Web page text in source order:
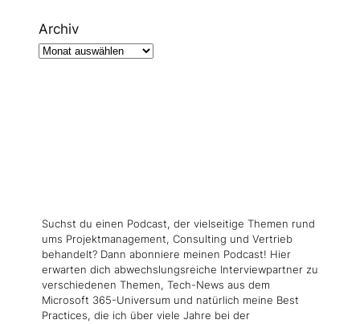
Archiv
Suchst du einen Podcast, der vielseitige Themen rund
ums Projektmanagement, Consulting und Vertrieb
behandelt? Dann abonniere meinen Podcast! Hier
erwarten dich abwechslungsreiche Interviewpartner zu
verschiedenen Themen, Tech-News aus dem
Microsoft 365-Universum und natürlich meine Best
Practices, die ich über viele Jahre bei der